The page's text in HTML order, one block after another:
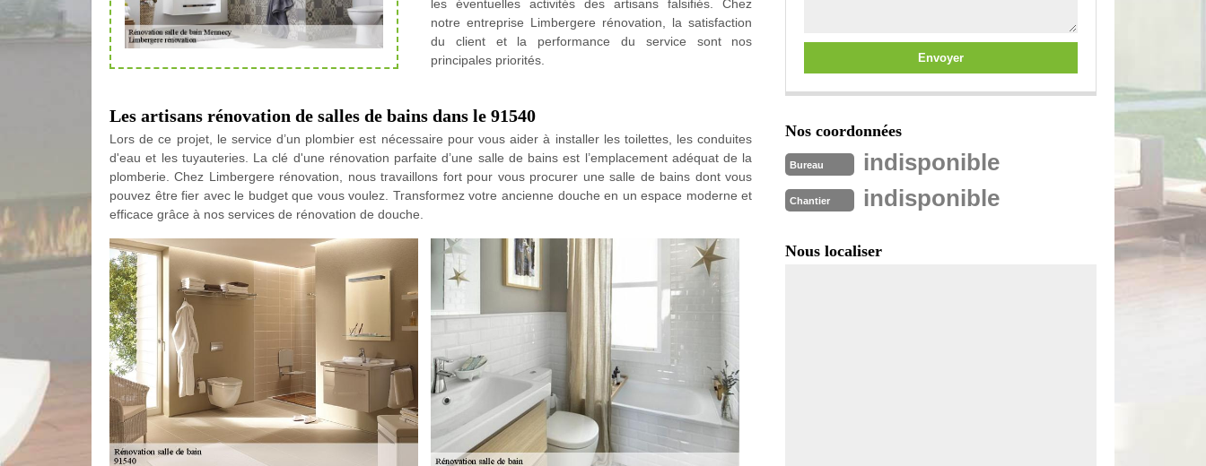
les éventuelles activités des artisans falsifiés. Chez
notre entreprise Limbergere rénovation, la satisfaction
du client et la performance du service sont nos
principales priorités.
Les artisans rénovation de salles de bains dans le 91540
Lors de ce projet, le service d’un plombier est nécessaire pour vous aider à installer les toilettes, les conduites
d'eau et les tuyauteries. La clé d'une rénovation parfaite d’une salle de bains est l’emplacement adéquat de la
plomberie. Chez Limbergere rénovation, nous travaillons fort pour vous procurer une salle de bains dont vous
pouvez être fier avec le budget que vous voulez. Transformez votre ancienne douche en un espace moderne et
efficace grâce à nos services de rénovation de douche.
Nos coordonnées
Bureau indisponible
Chantier indisponible
Nous localiser